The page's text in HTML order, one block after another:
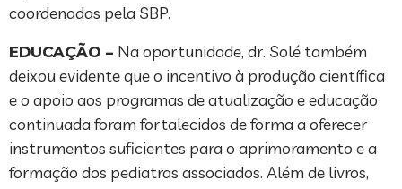
coordenadas pela SBP.
EDUCAÇÃO – Na oportunidade, dr. Solé também
deixou evidente que o incentivo à produção científica
e o apoio aos programas de atualização e educação
continuada foram fortalecidos de forma a oferecer
instrumentos suficientes para o aprimoramento e a
formação dos pediatras associados. Além de livros,